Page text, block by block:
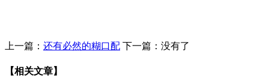
上一篇： 还有必然的糊口配 下一篇：没有了
【相关文章】